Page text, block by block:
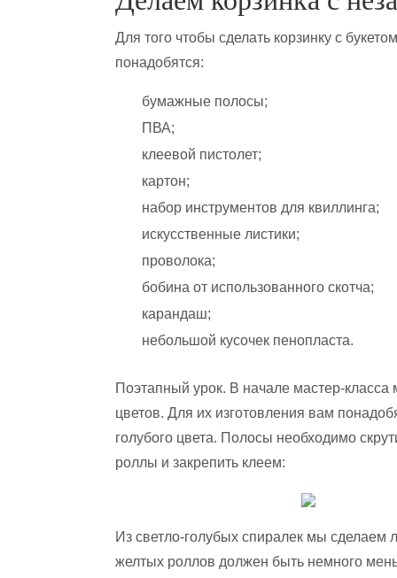
Для того чтобы сделать корзинку с
понадобятся:
бумажные полосы;
ПВА;
клеевой пистолет;
картон;
набор инструментов для квиллинга;
искусственные листики;
проволока;
бобина от использованного скотча;
карандаш;
небольшой кусочек пенопласта.
Поэтапный урок. В начале мастер-
цветов. Для их изготовления вам
голубого цвета. Полосы необходимо
роллы и закрепить клеем:
Из светло-голубых спиралек мы сделаем
желтых роллов должен быть немного